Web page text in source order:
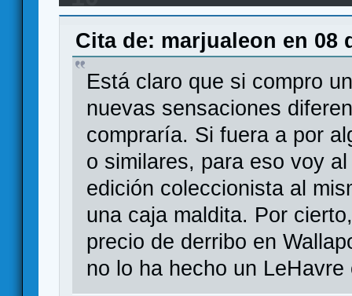
Cita de: marjualeon en 08
Está claro que si compro
nuevas sensaciones
compraría. Si fuera a por
o similares, para eso voy
edición coleccionista al
una caja maldita. Por
precio de derribo en
no lo ha hecho un